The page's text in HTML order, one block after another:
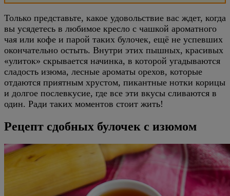
Только представьте, какое удовольствие вас ждет, когда
вы усядетесь в любимое кресло с чашкой ароматного
чая или кофе и парой таких булочек, ещё не успевших
окончательно остыть. Внутри этих пышных, красивых
«улиток» скрывается начинка, в которой угадываются
сладость изюма, лесные ароматы орехов, которые
отдаются приятным хрустом, пикантные нотки корицы
и долгое послевкусие, где все эти вкусы сливаются в
один. Ради таких моментов стоит жить!
Рецепт сдобных булочек с изюмом